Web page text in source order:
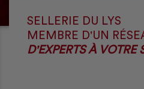
SELLERIE DU LYS
MEMBRE D'UN
D'EXPERTS À VOTRE